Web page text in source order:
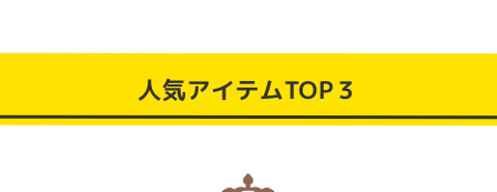
人気アイテムTOP３